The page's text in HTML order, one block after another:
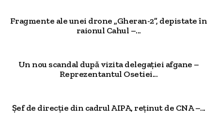
Fragmente ale unei drone „Gheran-2”, depistate în
raionul Cahul –...
Un nou scandal după vizita delegației afgane –
Reprezentantul Osetiei...
Șef de direcție din cadrul AIPA, reținut de CNA –...